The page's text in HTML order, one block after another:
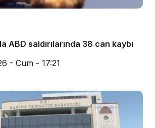
ABD saldırılarında 38 can kaybı
- Cum - 17:21